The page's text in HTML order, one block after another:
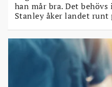
han mår bra. Det
Stanley åker landet runt